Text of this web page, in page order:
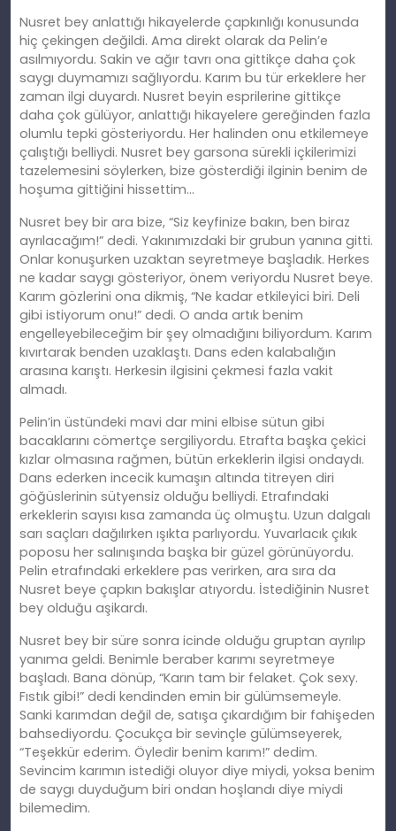
Nusret bey anlattığı hikayelerde çapkınlığı konusunda
hiç çekingen değildi. Ama direkt olarak da Pelin’e
asılmıyordu. Sakin ve ağır tavrı ona gittikçe daha çok
saygı duymamızı sağlıyordu. Karım bu tür erkeklere her
zaman ilgi duyardı. Nusret beyin esprilerine gittikçe
daha çok gülüyor, anlattığı hikayelere gereğinden fazla
olumlu tepki gösteriyordu. Her halinden onu etkilemeye
çalıştığı belliydi. Nusret bey garsona sürekli içkilerimizi
tazelemesini söylerken, bize gösterdiği ilginin benim de
hoşuma gittiğini hissettim…
Nusret bey bir ara bize, “Siz keyfinize bakın, ben biraz
ayrılacağım!” dedi. Yakınımızdaki bir grubun yanına gitti.
Onlar konuşurken uzaktan seyretmeye başladık. Herkes
ne kadar saygı gösteriyor, önem veriyordu Nusret beye.
Karım gözlerini ona dikmiş, “Ne kadar etkileyici biri. Deli
gibi istiyorum onu!” dedi. O anda artık benim
engelleyebileceğim bir şey olmadığını biliyordum. Karım
kıvırtarak benden uzaklaştı. Dans eden kalabalığın
arasına karıştı. Herkesin ilgisini çekmesi fazla vakit
almadı.
Pelin’in üstündeki mavi dar mini elbise sütun gibi
bacaklarını cömertçe sergiliyordu. Etrafta başka çekici
kızlar olmasına rağmen, bütün erkeklerin ilgisi ondaydı.
Dans ederken incecik kumaşın altında titreyen diri
göğüslerinin sütyensiz olduğu belliydi. Etrafındaki
erkeklerin sayısı kısa zamanda üç olmuştu. Uzun dalgalı
sarı saçları dağılırken ışıkta parlıyordu. Yuvarlacık çıkık
poposu her salınışında başka bir güzel görünüyordu.
Pelin etrafındaki erkeklere pas verirken, ara sıra da
Nusret beye çapkın bakışlar atıyordu. İstediğinin Nusret
bey olduğu aşikardı.
Nusret bey bir süre sonra icinde olduğu gruptan ayrılıp
yanıma geldi. Benimle beraber karımı seyretmeye
başladı. Bana dönüp, “Karın tam bir felaket. Çok sexy.
Fıstık gibi!” dedi kendinden emin bir gülümsemeyle.
Sanki karımdan değil de, satışa çıkardığım bir fahişeden
bahsediyordu. Çocukça bir sevinçle gülümseyerek,
“Teşekkür ederim. Öyledir benim karım!” dedim.
Sevincim karımın istediği oluyor diye miydi, yoksa benim
de saygı duyduğum biri ondan hoşlandı diye miydi
bilemedim.